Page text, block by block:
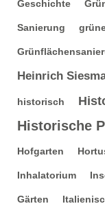
Geschichte
Sanierung
Heinrich
historisch
Historische
Hofgarten
Inhalatorium
Gärten